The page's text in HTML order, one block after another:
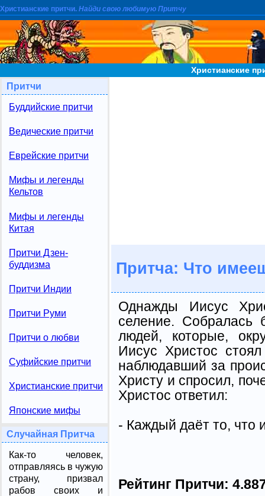
Христианские притчи. Найди свою любимую Притчу
Христианские
Притчи
Буддийские притчи
Ведические притчи
Еврейские притчи
Мифы и легенды
Кельтов
Мифы и легенды
Китая
Притчи Дзен-
буддизма
Притчи Индии
Притчи Руми
Притчи о любви
Суфийские притчи
Христианские притчи
Японские мифы
Случайная Притча
Как-то человек,
отправляясь в чужую
страну, призвал
рабов своих и
Притча: Что
Однажды Иисус
селение. Собралась
людей, которые,
Иисус Христос
наблюдавший за
Христу и спросил,
Христос ответил:
- Каждый даёт то, что
Рейтинг Притчи: